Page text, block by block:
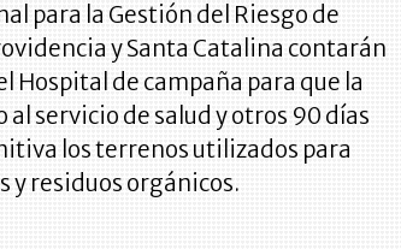
para la Gestión del Riesgo de
y Santa Catalina contarán
Hospital de campaña para que la
al servicio de salud y otros 90 días
los terrenos utilizados para
y residuos orgánicos.